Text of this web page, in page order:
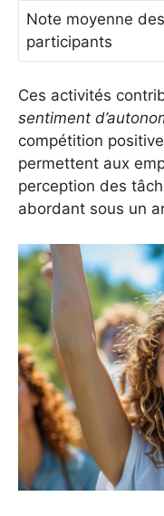
Note moyenne des
participants
Ces activités
sentiment
compétition
permettent aux
perception des
abordant sous un